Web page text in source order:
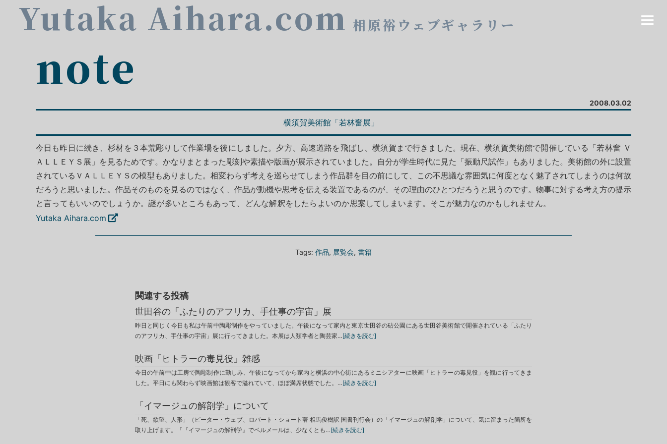
Yutaka Aihara.com 相原裕ウェブギャラリー
note
2008.03.02
横須賀美術館「若林奮展」
今日も昨日に続き、杉材を３本荒彫りして作業場を後にしました。夕方、高速道路を飛ばし、横須賀まで行きました。現在、横須賀美術館で開催している「若林奮 Ｖ
ＡＬＬＥＹＳ展」を見るためです。かなりまとまった彫刻や素描や版画が展示されていました。自分が学生時代に見た「振動尺試作」もありました。美術館の外に設置
されているＶＡＬＬＥＹＳの模型もありました。相変わらず考えを巡らせてしまう作品群を目の前にして、この不思議な雰囲気に何度となく魅了されてしまうのは何故
だろうと思いました。作品そのものを見るのではなく、作品が動機や思考を伝える装置であるのが、その理由のひとつだろうと思うのです。物事に対する考え方の提示
と言ってもいいのでしょうか。謎が多いところもあって、どんな解釈をしたらよいのか思案してしまいます。そこが魅力なのかもしれません。
Yutaka Aihara.com
Tags: 作品, 展覧会, 書籍
関連する投稿
世田谷の「ふたりのアフリカ、手仕事の宇宙」展
昨日と同じく今日も私は午前中陶彫制作をやっていました。午後になって家内と東京世田谷の砧公園にある世田谷美術館で開催されている「ふたり
のアフリカ、手仕事の宇宙」展に行ってきました。本展は人類学者と陶芸家…[続きを読む]
映画「ヒトラーの毒見役」雑感
今日の午前中は工房で陶彫制作に勤しみ、午後になってから家内と横浜の中心街にあるミニシアターに映画「ヒトラーの毒見役」を観に行ってきま
した。平日にも関わらず映画館は観客で溢れていて、ほぼ満席状態でした。…[続きを読む]
「イマージュの解剖学」について
「死、欲望、人形」（ピーター・ウェブ、ロバート・ショート著 相馬俊樹訳 国書刊行会）の「イマージュの解剖学」について、気に留まった箇所を
取り上げます。「『イマージュの解剖学』でベルメールは、少なくとも…[続きを読む]